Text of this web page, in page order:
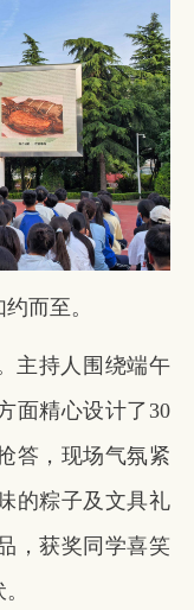
而至。
主持人围绕端午
面精心设计了30
答，现场气氛紧
的粽子及文具礼
，获奖同学喜笑